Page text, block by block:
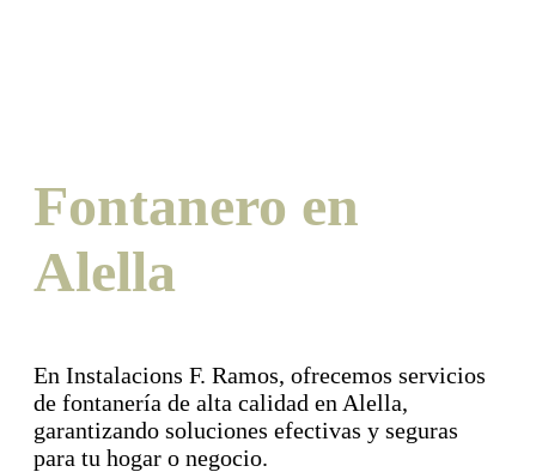
Fontanero en
Alella
En Instalacions F. Ramos, ofrecemos servicios
de fontanería de alta calidad en Alella,
garantizando soluciones efectivas y seguras
para tu hogar o negocio.